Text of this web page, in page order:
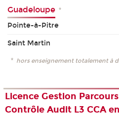
Guadeloupe *
Pointe-à-Pitre
Saint Martin
* hors enseignement totalement à
Licence Gestion
Contrôle Audit L3 CCA